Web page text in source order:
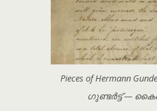
Pieces of Hermann
ഗുണ്ടർട്ട് —